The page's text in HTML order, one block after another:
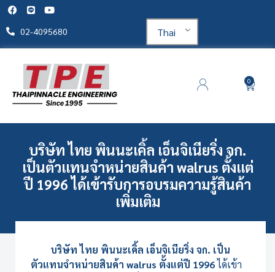
02-4095680 Thai
0
บริษัท ไทย พินนะเคิ้ล เอ็นจิเนียริ่ง จก.
เป็นตัวแทนจำหน่ายสินค้า walrus ตั้งแต่
ปี 1996 ได้เข้ารับการอบรมความรู้สินค้า
เพิ่มเติม
บริษัท ไทย พินนะเคิ้ล เอ็นจิเนียริ่ง จก. เป็น
ตัวแทนจำหน่ายสินค้า walrus ตั้งแต่ปี 1996ได้เข้า